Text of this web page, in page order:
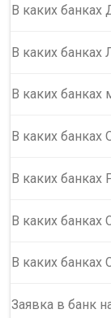
В каких
В каких банках
В каких банках
В каких банках
В каких банках
В каких банках
В каких банках
Заявка в банк